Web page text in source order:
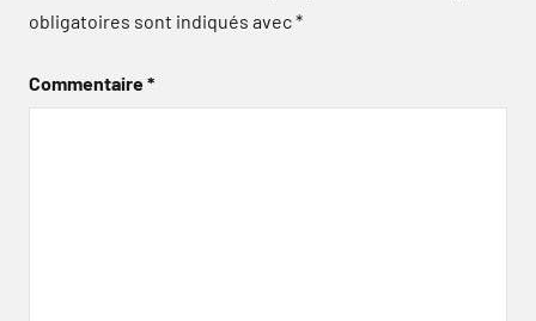
obligatoires sont indiqués avec*
Commentaire*